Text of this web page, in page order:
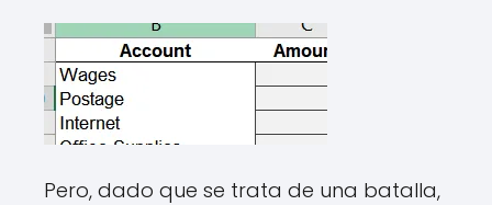
Pero, dado que se trata de una batalla,